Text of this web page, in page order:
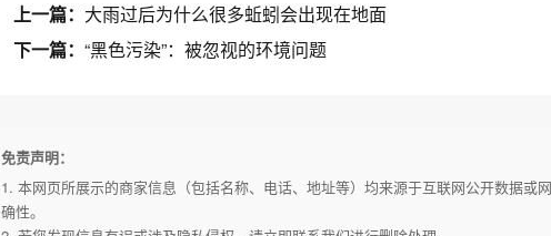
上一篇： 大雨过后为什么很多蚯蚓会出现在地面
下一篇： “黑色污染”：被忽视的环境问题
免责声明：
1. 本网页所展示的商家信息（包括名称、电话、地址等）均来源于互联网公开数据或
确性。